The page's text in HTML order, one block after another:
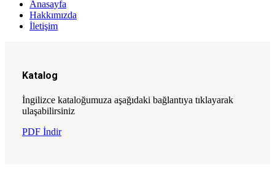
Anasayfa
Hakkımızda
İletişim
Katalog
İngilizce kataloğumuza aşağıdaki bağlantıya tıklayarak
ulaşabilirsiniz
PDF İndir